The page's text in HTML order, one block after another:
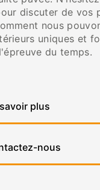
discuter de vos
nous
uniques et
du temps.
plus
nous